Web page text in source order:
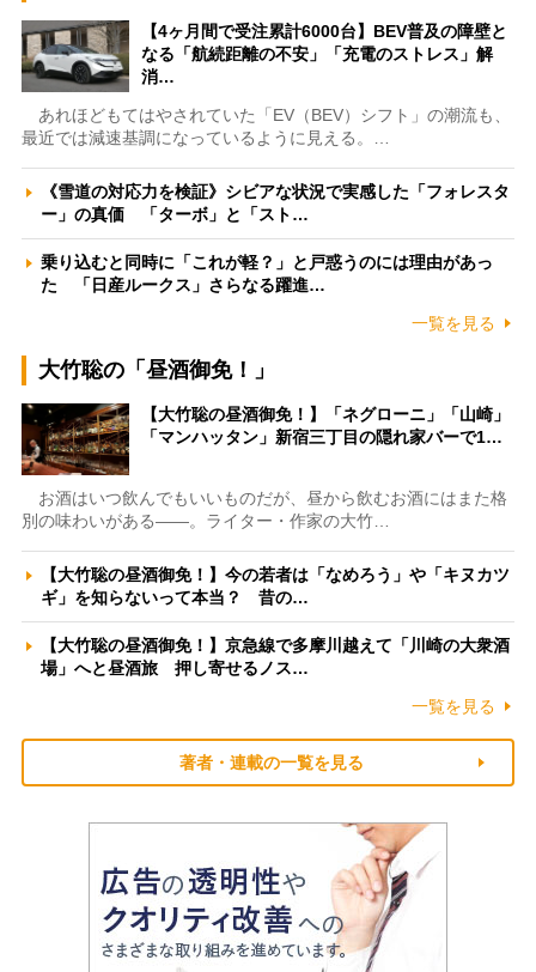
【4ヶ月間で受注累計6000台】BEV普及の障壁と
なる「航続距離の不安」「充電のストレス」解
消…
あれほどもてはやされていた「EV（BEV）シフト」の潮流も、
最近では減速基調になっているように見える。…
《雪道の対応力を検証》シビアな状況で実感した「フォレスタ
ー」の真価 「ターボ」と「スト…
乗り込むと同時に「これが軽？」と戸惑うのには理由があっ
た 「日産ルークス」さらなる躍進…
一覧を見る
大竹聡の「昼酒御免！」
【大竹聡の昼酒御免！】「ネグローニ」「山崎」
「マンハッタン」新宿三丁目の隠れ家バーで1…
お酒はいつ飲んでもいいものだが、昼から飲むお酒にはまた格
別の味わいがある――。ライター・作家の大竹…
【大竹聡の昼酒御免！】今の若者は「なめろう」や「キヌカツ
ギ」を知らないって本当？ 昔の…
【大竹聡の昼酒御免！】京急線で多摩川越えて「川崎の大衆酒
場」へと昼酒旅 押し寄せるノス…
一覧を見る
著者・連載の一覧を見る